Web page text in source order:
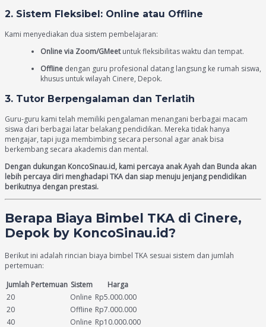
2. Sistem Fleksibel: Online atau Offline
Kami menyediakan dua sistem pembelajaran:
Online via Zoom/GMeetuntuk fleksibilitas waktu dan tempat.
Offline dengan guru profesional datang langsung ke rumah siswa,
khusus untuk wilayah Cinere, Depok.
3. Tutor Berpengalaman dan Terlatih
Guru-guru kami telah memiliki pengalaman menangani berbagai macam
siswa dari berbagai latar belakang pendidikan. Mereka tidak hanya
mengajar, tapi juga membimbing secara personal agar anak bisa
berkembang secara akademis dan mental.
Dengan dukungan KoncoSinau.id, kami percaya anak Ayah dan Bunda akan
lebih percaya diri menghadapi TKA dan siap menuju jenjang pendidikan
berikutnya dengan prestasi.
Berapa Biaya Bimbel TKA di Cinere,
Depok by KoncoSinau.id?
Berikut ini adalah rincian biaya bimbel TKA sesuai sistem dan jumlah
pertemuan:
Jumlah Pertemuan Sistem
Harga
20
Online Rp5.000.000
20
Offline Rp7.000.000
40
Online Rp10.000.000